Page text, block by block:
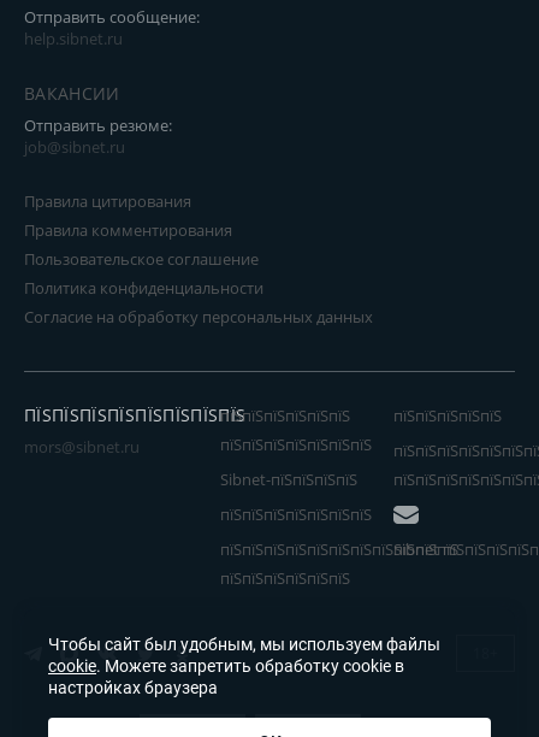
Отправить сообщение:
help.sibnet.ru
ВАКАНСИИ
Отправить резюме:
job@sibnet.ru
Правила цитирования
Правила комментирования
Пользовательское соглашение
Политика конфиденциальности
Согласие на обработку персональных данных
ПЇЅПЇЅПЇЅПЇЅПЇЅПЇЅПЇЅПЇЅ
mors@sibnet.ru
пїЅпїЅпїЅпїЅпїЅпїЅ
пїЅпїЅпїЅпїЅпїЅпїЅпїЅ
Sibnet-пїЅпїЅпїЅпїЅ
пїЅпїЅпїЅпїЅпїЅ
пїЅпїЅпїЅпїЅпїЅпїЅпїЅ
пїЅпїЅпїЅпїЅпїЅпїЅпїЅпїЅпїЅпїЅпїЅ
пїЅпїЅпїЅпїЅпїЅпїЅ
Sibnet
Чтобы сайт был удобным, мы используем файлы
cookie. Можете запретить обработку cookie в
настройках браузера